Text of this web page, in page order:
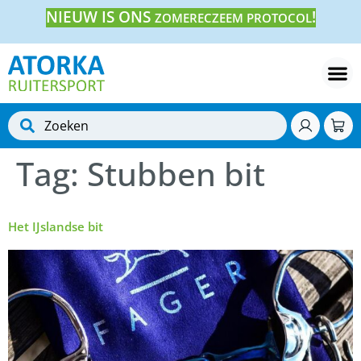
NIEUW IS ONS ZOMERECZEEM PROTOCOL!
Tag: Stubben bit
Het IJslandse bit